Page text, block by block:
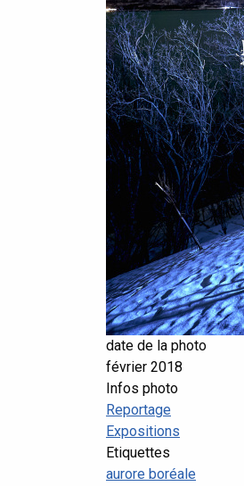
date de la photo
février 2018
Infos photo
Reportage
Expositions
Etiquettes
aurore boréale